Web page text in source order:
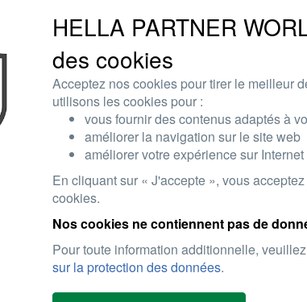
Capteur, température des gaz - 2pôle - vissé - Câble: 215mm
6PT 358 284-381
BMW
HELLA PARTNER
des cookies
Acceptez nos cookies pour tirer le meilleur
utilisons les cookies pour :
vous fournir des contenus adaptés à
améliorer la navigation sur le site web
améliorer votre expérience sur Internet
En cliquant sur « J'accepte », vous
cookies.
Nos cookies ne contiennent pas de
Pour toute information additionnelle,
sur la protection des données.